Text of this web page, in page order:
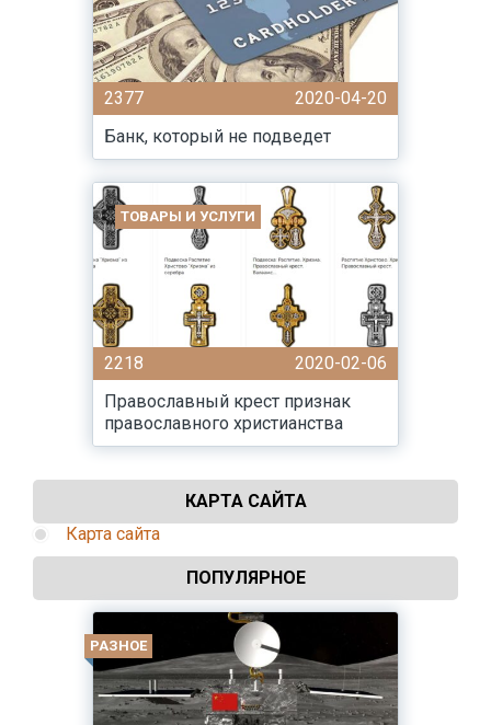
2377
2020-04-20
Банк, который не подведет
ТОВАРЫ И УСЛУГИ
2218
2020-02-06
Православный крест признак
православного христианства
КАРТА САЙТА
Карта сайта
ПОПУЛЯРНОЕ
РАЗНОЕ